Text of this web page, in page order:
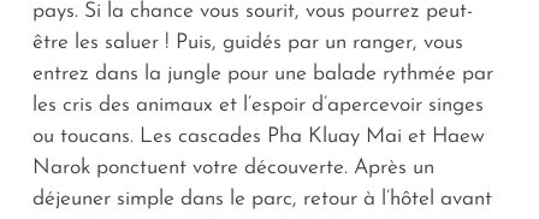
pays. Si la chance vous sourit, vous pourrez peut-
être les saluer ! Puis, guidés par un ranger, vous
entrez dans la jungle pour une balade rythmée par
les cris des animaux et l’espoir d’apercevoir singes
ou toucans. Les cascades Pha Kluay Mai et Haew
Narok ponctuent votre découverte. Après un
déjeuner simple dans le parc, retour à l’hôtel avant